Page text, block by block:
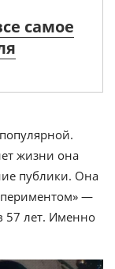
самое
жизни она
публики. Она
—
57 лет. Именно